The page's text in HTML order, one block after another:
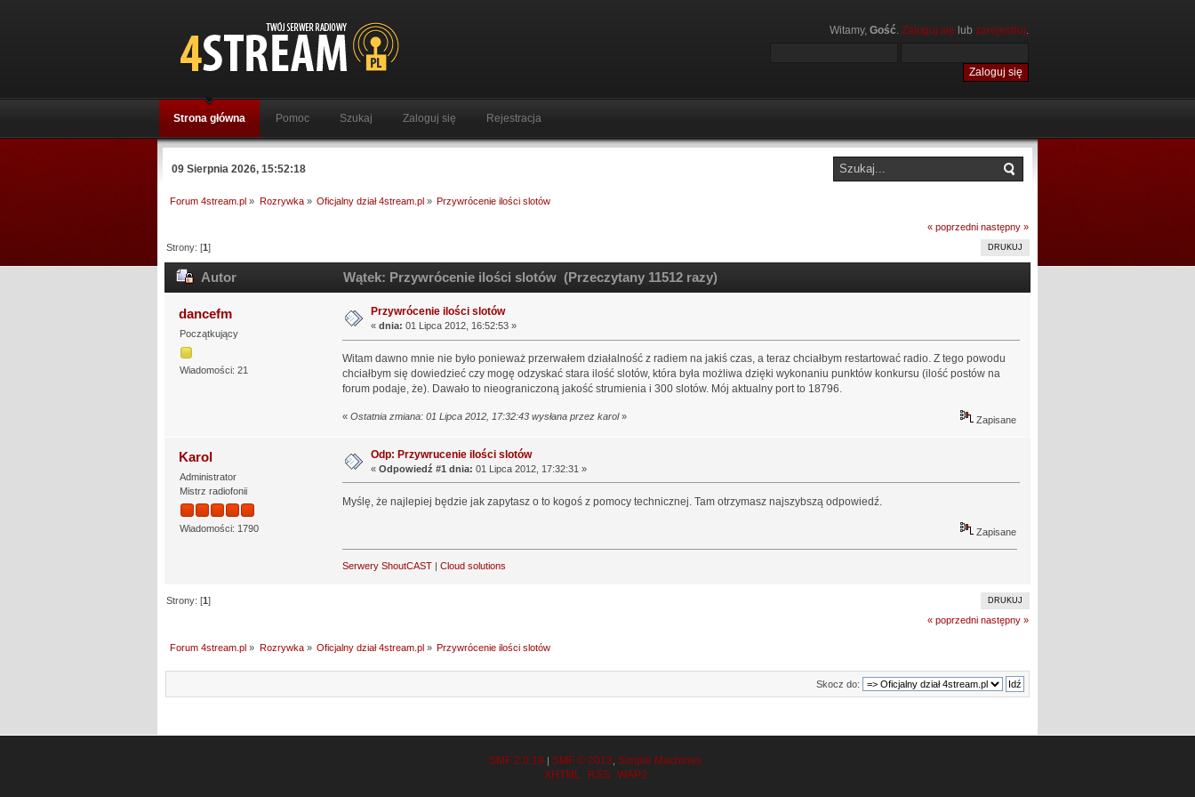
Witamy, Gość. Zaloguj się lub zarejestruj.
Strona główna Pomoc Szukaj Zaloguj się Rejestracja
09 Sierpnia 2026, 15:52:18
Forum 4stream.pl » Rozrywka» Oficjalny dział 4stream.pl» Przywrócenie ilości slotów
« poprzedni następny »
DRUKUJ
Strony: [1]
Autor Wątek: Przywrócenie ilości slotów (Przeczytany 11512 razy)
dancefm
Początkujący
Wiadomości: 21
Przywrócenie ilości slotów
« dnia: 01 Lipca 2012, 16:52:53 »
Witam dawno mnie nie było ponieważ przerwałem działalność z radiem na jakiś czas, a teraz chciałbym restartować radio. Z tego powodu
chciałbym się dowiedzieć czy mogę odzyskać stara ilość slotów, która była możliwa dzięki wykonaniu punktów konkursu (ilość postów na
forum podaje, że). Dawało to nieograniczoną jakość strumienia i 300 slotów. Mój aktualny port to 18796.
« Ostatnia zmiana: 01 Lipca 2012, 17:32:43 wysłana przez karol» Zapisane
Karol
Administrator
Mistrz radiofonii
Wiadomości: 1790
Odp: Przywrucenie ilości slotów
« Odpowiedź #1 dnia: 01 Lipca 2012, 17:32:31 »
Myślę, że najlepiej będzie jak zapytasz o to kogoś z pomocy technicznej. Tam otrzymasz najszybszą odpowiedź.
Zapisane
Serwery ShoutCAST| Cloud solutions
DRUKUJ
Strony: [1]
« poprzedni następny »
Forum 4stream.pl » Rozrywka» Oficjalny dział 4stream.pl» Przywrócenie ilości slotów
Skocz do:
SMF 2.0.19 | SMF © 2013 Simple Machines
XHTML
RSS WAP2